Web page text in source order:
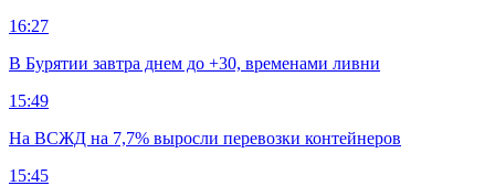
16:27
В Бурятии завтра днем до +30, временами ливни
15:49
На ВСЖД на 7,7% выросли перевозки контейнеров
15:45